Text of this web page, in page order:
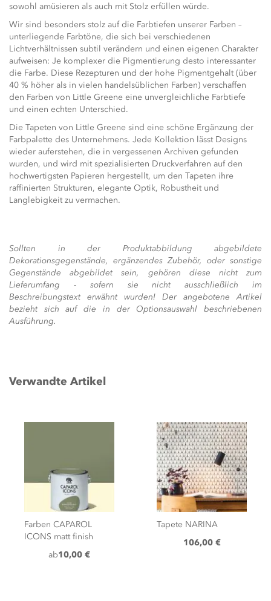
sowohl amüsieren als auch mit Stolz erfüllen würde.
Wir sind besonders stolz auf die Farbtiefen unserer Farben –
unterliegende Farbtöne, die sich bei verschiedenen
Lichtverhältnissen subtil verändern und einen eigenen Charakter
aufweisen: Je komplexer die Pigmentierung desto interessanter
die Farbe. Diese Rezepturen und der hohe Pigmentgehalt (über
40 % höher als in vielen handelsüblichen Farben) verschaffen
den Farben von Little Greene eine unvergleichliche Farbtiefe
und einen echten Unterschied.
Die Tapeten von Little Greene sind eine schöne Ergänzung der
Farbpalette des Unternehmens. Jede Kollektion lässt Designs
wieder auferstehen, die in vergessenen Archiven gefunden
wurden, und wird mit spezialisierten Druckverfahren auf den
hochwertigsten Papieren hergestellt, um den Tapeten ihre
raffinierten Strukturen, elegante Optik, Robustheit und
Langlebigkeit zu vermachen.
Sollten in der Produktabbildung abgebildete
Dekorationsgegenstände, ergänzendes Zubehör, oder sonstige
Gegenstände abgebildet sein, gehören diese nicht zum
Lieferumfang - sofern sie nicht ausschließlich im
Beschreibungstext erwähnt wurden! Der angebotene Artikel
bezieht sich auf die in der Optionsauswahl beschriebenen
Ausführung.
Verwandte Artikel
Farben CAPAROL
ICONS matt finish
ab10,00 €
Tapete NARINA
106,00 €